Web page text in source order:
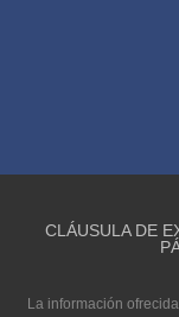
CLÁUSULA DE
La información